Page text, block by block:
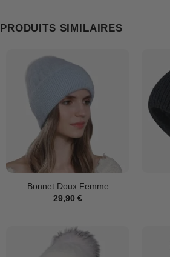
PRODUITS SIMILAIRES
Bonnet Doux Femme
29,90 €